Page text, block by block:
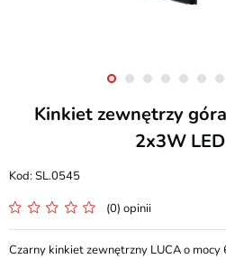
Kinkiet zewnętrzy
2x3W
SL.0545
(0) opinii
Czarny kinkiet zewnętrzny LUCA o mocy